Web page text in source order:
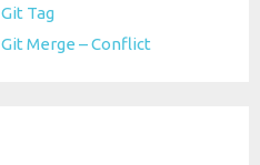
Tag
Merge – Conflict